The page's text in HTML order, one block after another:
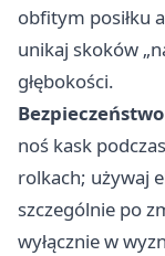
obfitym posiłku
unikaj skoków
głębokości.
noś kask
rolkach; używaj
szczególnie po
wyłącznie w